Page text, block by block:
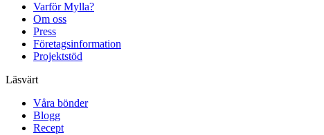
Varför Mylla?
Om oss
Press
Företagsinformation
Projektstöd
Läsvärt
Våra bönder
Blogg
Recept